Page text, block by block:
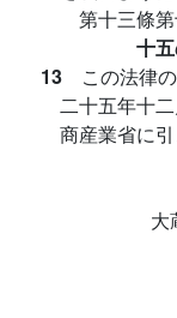
第十三條
十
13 この法律
二十五年十
商産業省に